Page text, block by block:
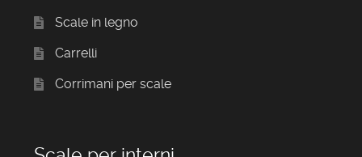
Scale in legno
Carrelli
Corrimani per scale